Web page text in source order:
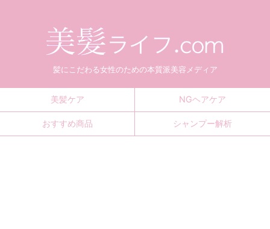
髪にこだわる女性のための本質派美容メディア
美髪ケア NGヘアケア
おすすめ商品 シャンプー解析